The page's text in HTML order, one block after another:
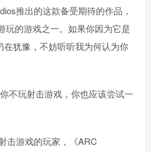
推出的这款备受期待的作品，
玩的游戏之一。如果你因为它是
在犹豫，不妨听听我为何认为你
击游戏的玩家，《ARC